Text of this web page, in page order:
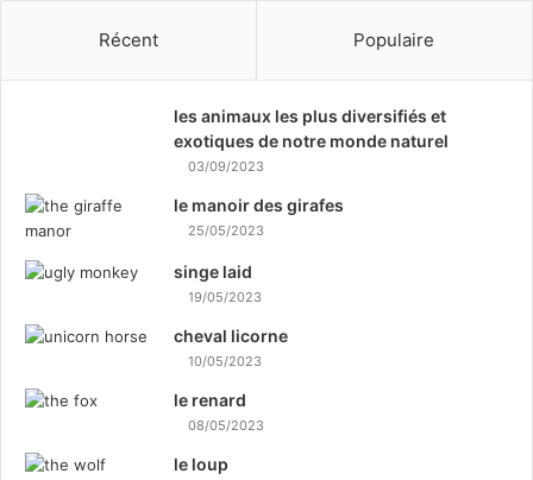
Récent Populaire
les animaux les plus diversifiés et
exotiques de notre monde naturel
03/09/2023
le manoir des girafes
25/05/2023
singe laid
19/05/2023
cheval licorne
10/05/2023
le renard
08/05/2023
le loup